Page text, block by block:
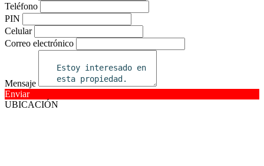
Teléfono
PIN
Celular
Correo electrónico
Mensaje
Enviar
UBICACIÓN